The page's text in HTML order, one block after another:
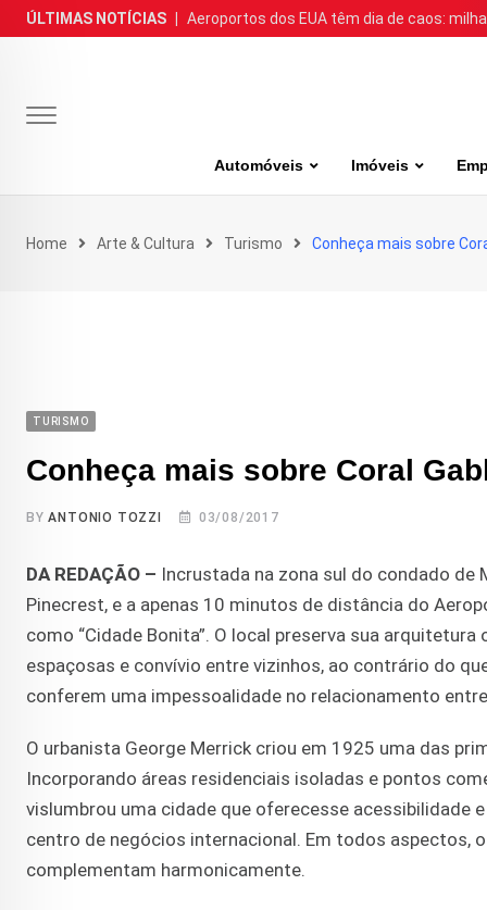
Skip
to
ÚLTIMAS NOTÍCIAS Aeroportos dos EUA têm dia de caos:
Automóveis Imóveis
Home Arte & Cultura Turismo Conheça mais sobre
TURISMO
Conheça mais sobre Coral
BYANTONIO TOZZI 03/08/2017
DA REDAÇÃO – Incrustada na zona sul do condado de
Pinecrest, e a apenas 10 minutos de distância do
como “Cidade Bonita”. O local preserva sua
espaçosas e convívio entre vizinhos, ao contrário do
conferem uma impessoalidade no relacionamento
O urbanista George Merrick criou em 1925 uma das
Incorporando áreas residenciais isoladas e pontos
vislumbrou uma cidade que oferecesse
centro de negócios internacional. Em todos aspectos,
complementam harmonicamente.